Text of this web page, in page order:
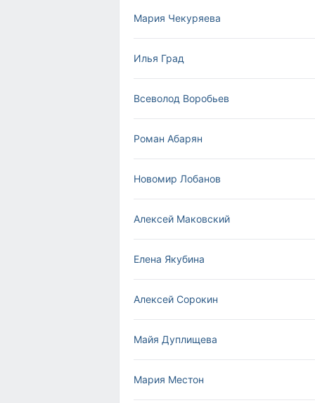
Мария Чекуряева
Илья Град
Всеволод Воробьев
Роман Абарян
Новомир Лобанов
Алексей Маковский
Елена Якубина
Алексей Сорокин
Майя Дуплищева
Мария Местон